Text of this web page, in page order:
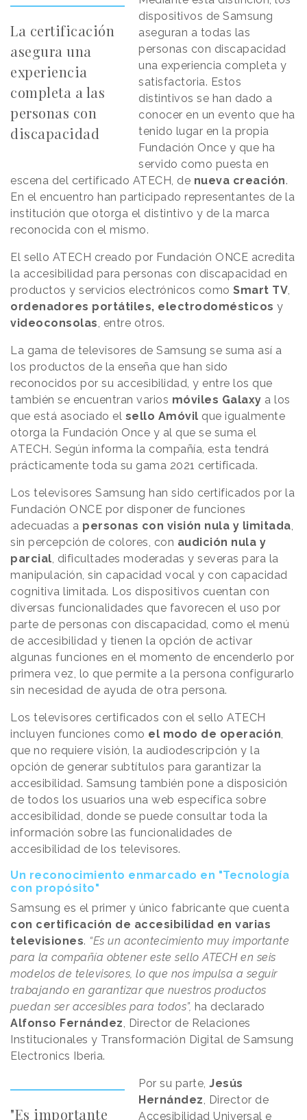
La certificación
asegura una
experiencia
completa a las
personas con
discapacidad
dispositivos de Samsung
aseguran a todas las
personas con discapacidad
una experiencia completa y
satisfactoria. Estos
distintivos se han dado a
conocer en un evento que ha
tenido lugar en la propia
Fundación Once y que ha
servido como puesta en
escena del certificado ATECH, de nueva creación.
En el encuentro han participado representantes de la
institución que otorga el distintivo y de la marca
reconocida con el mismo.
El sello ATECH creado por Fundación ONCE acredita
la accesibilidad para personas con discapacidad en
productos y servicios electrónicos como Smart TV,
ordenadores portátiles, electrodomésticos y
videoconsolas, entre otros.
La gama de televisores de Samsung se suma así a
los productos de la enseña que han sido
reconocidos por su accesibilidad, y entre los que
también se encuentran varios móviles Galaxy a los
que está asociado el sello Amóvil que igualmente
otorga la Fundación Once y al que se suma el
ATECH. Según informa la compañía, esta tendrá
prácticamente toda su gama 2021 certificada.
Los televisores Samsung han sido certificados por la
Fundación ONCE por disponer de funciones
adecuadas a personas con visión nula y limitada,
sin percepción de colores, con audición nula y
parcial, dificultades moderadas y severas para la
manipulación, sin capacidad vocal y con capacidad
cognitiva limitada. Los dispositivos cuentan con
diversas funcionalidades que favorecen el uso por
parte de personas con discapacidad, como el menú
de accesibilidad y tienen la opción de activar
algunas funciones en el momento de encenderlo por
primera vez, lo que permite a la persona configurarlo
sin necesidad de ayuda de otra persona.
Los televisores certificados con el sello ATECH
incluyen funciones como el modo de operación,
que no requiere visión, la audiodescripción y la
opción de generar subtítulos para garantizar la
accesibilidad. Samsung también pone a disposición
de todos los usuarios una web específica sobre
accesibilidad, donde se puede consultar toda la
información sobre las funcionalidades de
accesibilidad de los televisores.
Un reconocimiento enmarcado en "Tecnología
con propósito"
Samsung es el primer y único fabricante que cuenta
con certificación de accesibilidad en varias
televisiones. “Es un acontecimiento muy importante
para la compañía obtener este sello ATECH en seis
modelos de televisores, lo que nos impulsa a seguir
trabajando en garantizar que nuestros productos
puedan ser accesibles para todos”, ha declarado
Alfonso Fernández, Director de Relaciones
Institucionales y Transformación Digital de Samsung
Electronics Iberia.
"Es importante
Por su parte,Jesús
Hernández, Director de
Accesibilidad Universal e